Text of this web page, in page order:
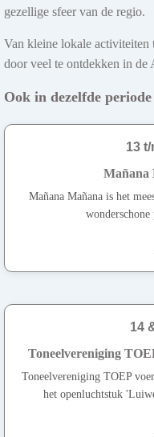
gezellige sfeer van de regio.
Van kleine lokale activiteiten
door veel te ontdekken in de
Ook in dezelfde periode
13
Mañana
Mañana Mañana is het
wonderschone
14
Toneelvereniging
Toneelvereniging TOEP
het openluchtstuk